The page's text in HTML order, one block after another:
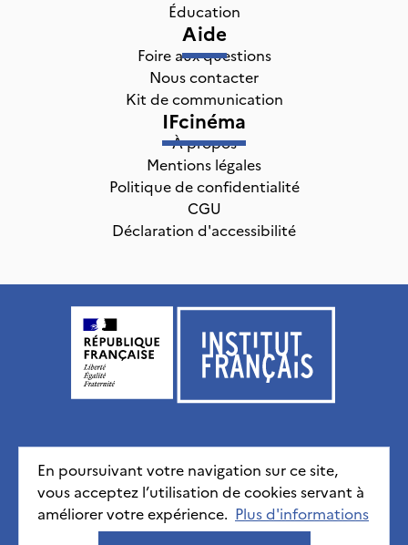
En poursuivant votre navigation sur ce site,
vous acceptez l’utilisation de cookies servant à
améliorer votre expérience. Plus d'informations
Éducation
Aide
Foire aux questions
Nous contacter
Kit de communication
IFcinéma
À propos
Mentions légales
Politique de confidentialité
CGU
Déclaration d'accessibilité
Institut français, tous droits réservés 2026
Mentions légales Politique de confidentialité
CGU
Déclaration d'accessibilité